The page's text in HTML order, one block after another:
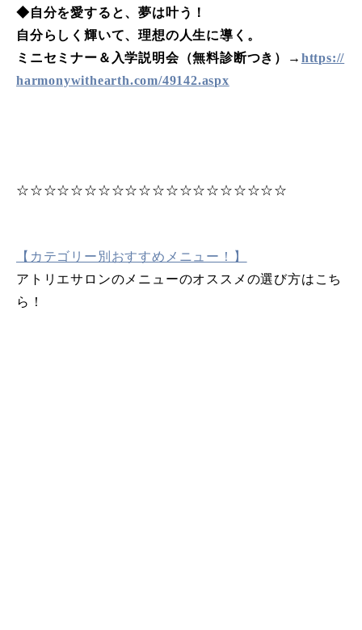
◆自分を愛すると、夢は叶う！
自分らしく輝いて、理想の人生に導く。
ミニセミナー＆入学説明会（無料診断つき）→ https://
harmonywithearth.com/49142.aspx
☆☆☆☆☆☆☆☆☆☆☆☆☆☆☆☆☆☆☆☆
【カテゴリー別おすすめメニュー！】
アトリエサロンのメニューのオススメの選び方はこち
ら！